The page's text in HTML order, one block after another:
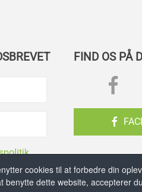
cookies til at forbedre din
benytte dette website, accepterer
FIND OS PÅ